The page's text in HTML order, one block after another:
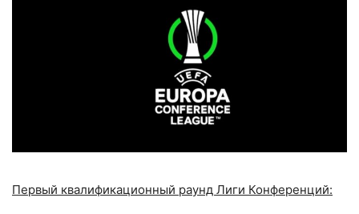
Первый квалификационный раунд Лиги Конференций: